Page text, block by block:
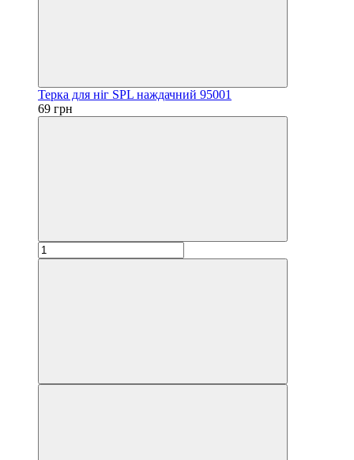
Терка для ніг SPL наждачний 95001
69 грн